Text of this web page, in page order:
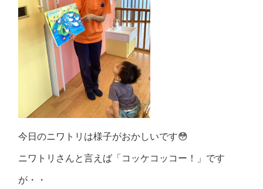
今日のニワトリは様子がおかしいです😳
ニワトリさんと言えば「コッケコッコー！」です
が・・